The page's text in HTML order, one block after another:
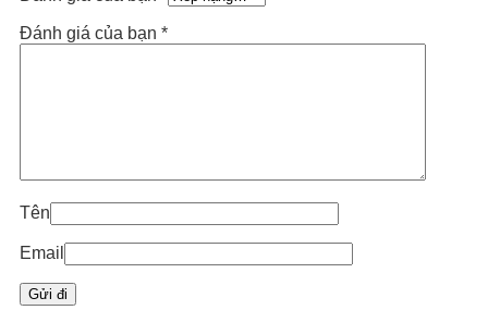
Đánh giá của bạn *
Tên
Email